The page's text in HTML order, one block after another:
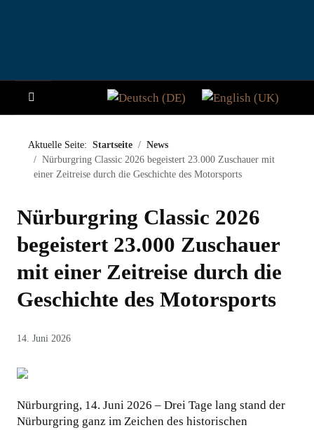
NEWS
BESUCHER
TEILNAHME
PADDOCK CLUB
KOOPERATIONEN
Sprache auswählen
Aktuelle Seite: Startseite
News
Nürburgring Classic 2026 begeistert 23.000 Zuschauer mit
einer Zeitreise durch die Geschichte des Motorsports
Nürburgring Classic 2026
begeistert 23.000 Zuschauer
mit einer Zeitreise durch die
Geschichte des Motorsports
14. Juni 2026
Nürburgring, 14. Juni 2026 – Drei Tage lang stand der
Nürburgring ganz im Zeichen des historischen